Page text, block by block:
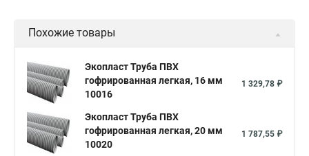
Похожие товары
Экопласт Труба ПВХ
гофрированная легкая, 16 мм
10016
1 329,78 ₽
Экопласт Труба ПВХ
гофрированная легкая, 20 мм
10020
1 787,55 ₽